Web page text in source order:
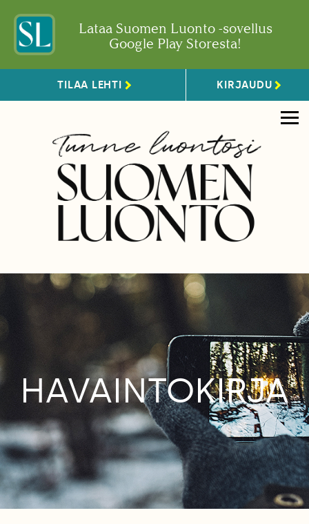
Lataa Suomen Luonto -sovellus
Google Play Storesta!
TILAA LEHTI KIRJAUDU
HAVAINTOKIRJA